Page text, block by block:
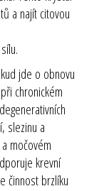
a najít citovou
jde o obnovu
chronickém
slezinu a
močovém
krevní
činnost brzlíku